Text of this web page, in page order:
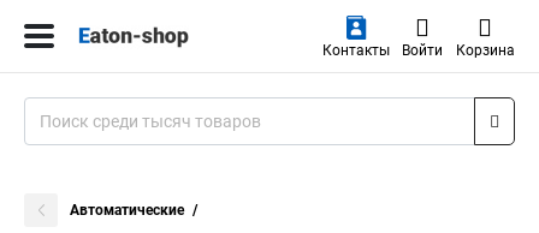
Контакты Войти Корзина
Автоматические